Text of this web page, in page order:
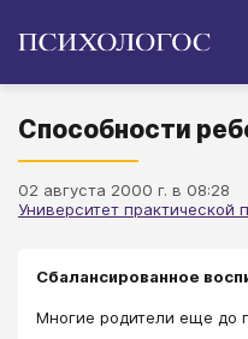
Способности
02 августа 2000 г. в 08:28
Университет практической
Сбалансированное
Многие родители еще до